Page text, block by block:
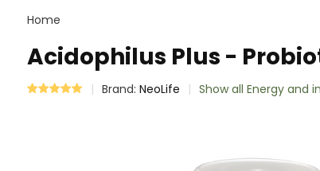
Home
Acidophilus Plus -
Brand: NeoLife Show all Energy and